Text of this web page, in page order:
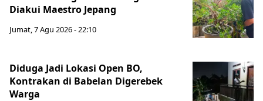
Diakui Maestro Jepang
Jumat, 7 Agu 2026 - 22:10
Diduga Jadi Lokasi Open BO,
Kontrakan di Babelan Digerebek
Warga